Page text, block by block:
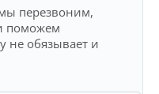
перезвоним,
поможем
не обязывает и